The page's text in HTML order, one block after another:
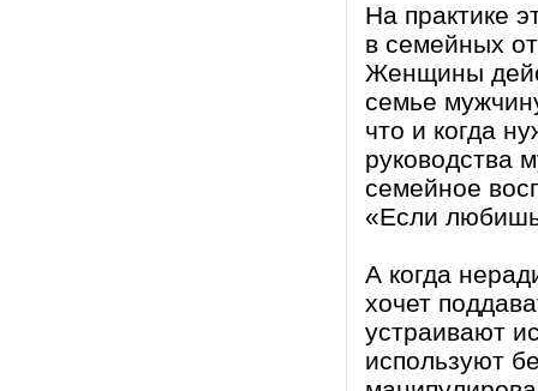
На практике
в семейных
Женщины
семье
что и когда
руководства
семейное
«Если
А когда
хочет
устраивают
используют